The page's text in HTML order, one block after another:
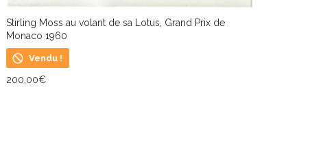
Stirling Moss au volant de sa Lotus, Grand Prix de
Monaco 1960
Vendu !
200,00€